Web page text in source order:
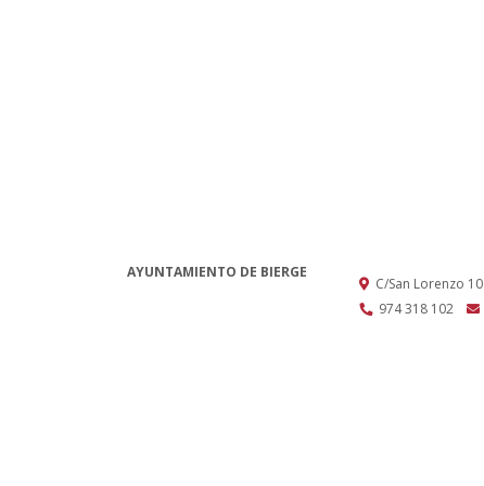
AYUNTAMIENTO DE BIERGE
C/San Lorenzo 10
974 318 102